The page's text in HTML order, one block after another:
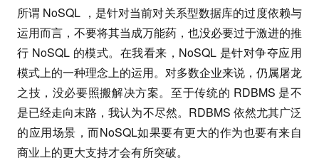
所谓 NoSQL ，是针对当前对关系型数据库的过度依赖与
运用而言，不要将其当成万能药，也没必要过于激进的推
行 NoSQL 的模式。在我看来，NoSQL 是针对争夺应用
模式上的一种理念上的运用。对多数企业来说，仍属屠龙
之技，没必要照搬解决方案。至于传统的 RDBMS 是不
是已经走向末路，我认为不尽然。RDBMS 依然尤其广泛
的应用场景，而NoSQL如果要有更大的作为也要有来自
商业上的更大支持才会有所突破。